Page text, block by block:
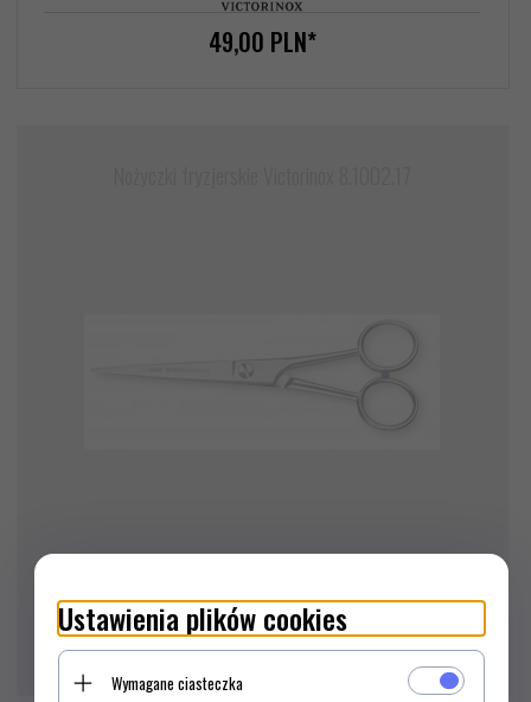
49,00 PLN*
133,00PLN*
Ustawienia plików cookies
Wymagane ciasteczka